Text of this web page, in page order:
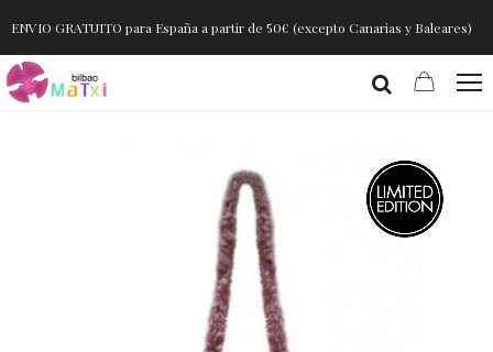
ENVIO GRATUITO para España a partir de 50€ (excepto Canarias y Baleares)